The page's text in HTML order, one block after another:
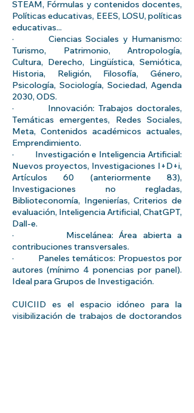
STEAM, Fórmulas y contenidos docentes,
Políticas educativas, EEES, LOSU, políticas
educativas...
· Ciencias Sociales y Humanismo:
Turismo, Patrimonio, Antropología,
Cultura, Derecho, Lingüística, Semiótica,
Historia, Religión, Filosofía, Género,
Psicología, Sociología, Sociedad, Agenda
2030, ODS.
· Innovación: Trabajos doctorales,
Temáticas emergentes, Redes Sociales,
Meta, Contenidos académicos actuales,
Emprendimiento.
· Investigación e Inteligencia Artificial:
Nuevos proyectos, Investigaciones I+D+i,
Artículos 60 (anteriormente 83),
Investigaciones no regladas,
Biblioteconomía, Ingenierías, Criterios de
evaluación, Inteligencia Artificial, ChatGPT,
Dall-e.
· Miscelánea: Área abierta a
contribuciones transversales.
· Paneles temáticos: Propuestos por
autores (mínimo 4 ponencias por panel).
Ideal para Grupos de Investigación.
CUICIID es el espacio idóneo para la
visibilización de trabajos de doctorandos